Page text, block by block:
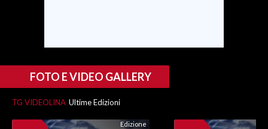
FOTO E VIDEO GALLERY
TG VIDEOLINA Ultime Edizioni
Edizione